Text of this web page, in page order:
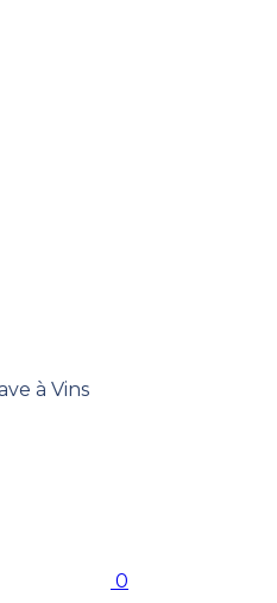
à Vins
0